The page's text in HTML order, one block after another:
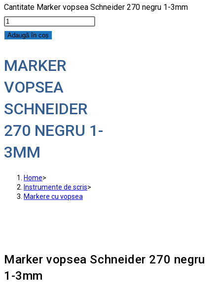
Cantitate Marker vopsea Schneider 270 negru 1-3mm
Adaugă în coș
MARKER
VOPSEA
SCHNEIDER
270 NEGRU 1-
3MM
Home>
Instrumente de scris>
Markere cu vopsea
Marker vopsea Schneider 270 negru
1-3mm